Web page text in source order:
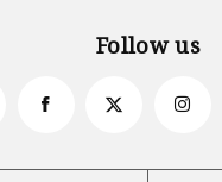
Follow us